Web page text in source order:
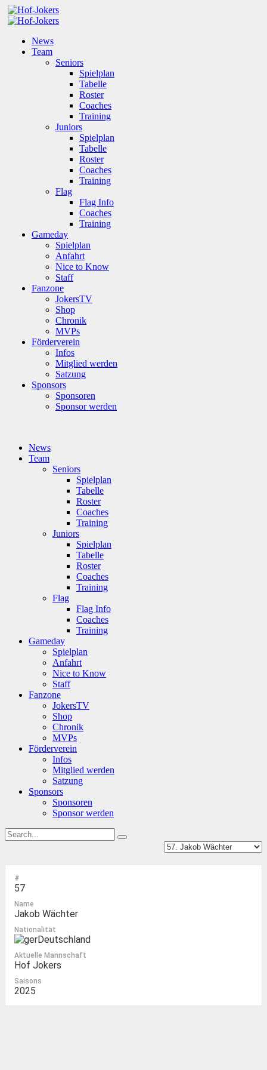
News
Team
Seniors
Spielplan
Tabelle
Roster
Coaches
Training
Juniors
Spielplan
Tabelle
Roster
Coaches
Training
Flag
Flag Info
Coaches
Training
Gameday
Spielplan
Anfahrt
Nice to Know
Staff
Fanzone
JokersTV
Shop
Chronik
MVPs
Förderverein
Infos
Mitglied werden
Satzung
Sponsors
Sponsoren
Sponsor werden
News
Team
Seniors
Spielplan
Tabelle
Roster
Coaches
Training
Juniors
Spielplan
Tabelle
Roster
Coaches
Training
Flag
Flag Info
Coaches
Training
Gameday
Spielplan
Anfahrt
Nice to Know
Staff
Fanzone
JokersTV
Shop
Chronik
MVPs
Förderverein
Infos
Mitglied werden
Satzung
Sponsors
Sponsoren
Sponsor werden
#
57
Name
Jakob Wächter
Nationalität
Deutschland
Aktuelle Mannschaft
Hof Jokers
Saisons
2025